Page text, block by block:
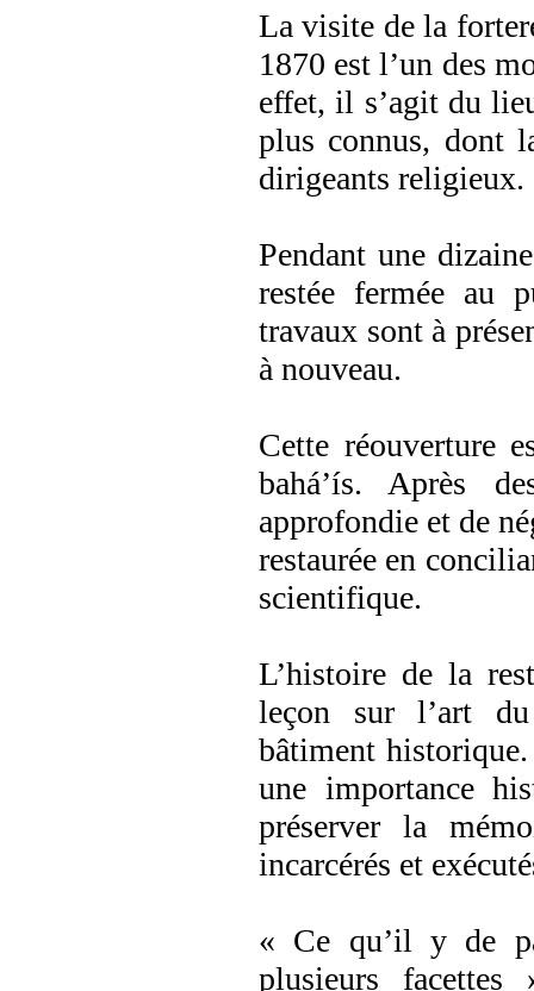
La visite de la
1870 est l’un des
effet, il s’agit du
plus connus, dont
dirigeants religieux.
Pendant une
restée fermée au
travaux sont à
à nouveau.
Cette réouverture
bahá’ís. Après
approfondie et de
restaurée en
scientifique.
L’histoire de la
leçon sur l’art
bâtiment
une importance
préserver la
incarcérés et
« Ce qu’il y de
plusieurs